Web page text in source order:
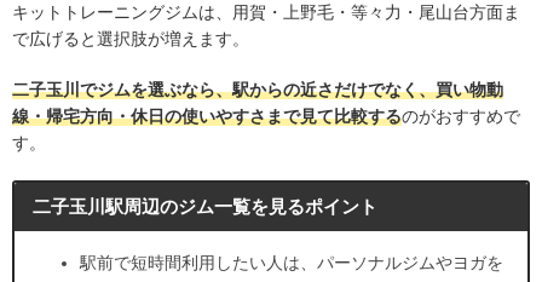
キットトレーニングジムは、用賀・上野毛・等々力・尾山台方面ま
で広げると選択肢が増えます。
二子玉川でジムを選ぶなら、駅からの近さだけでなく、買い物動
線・帰宅方向・休日の使いやすさまで見て比較するのがおすすめで
す。
二子玉川駅周辺のジム一覧を見るポイント
駅前で短時間利用したい人は、パーソナルジムやヨガを